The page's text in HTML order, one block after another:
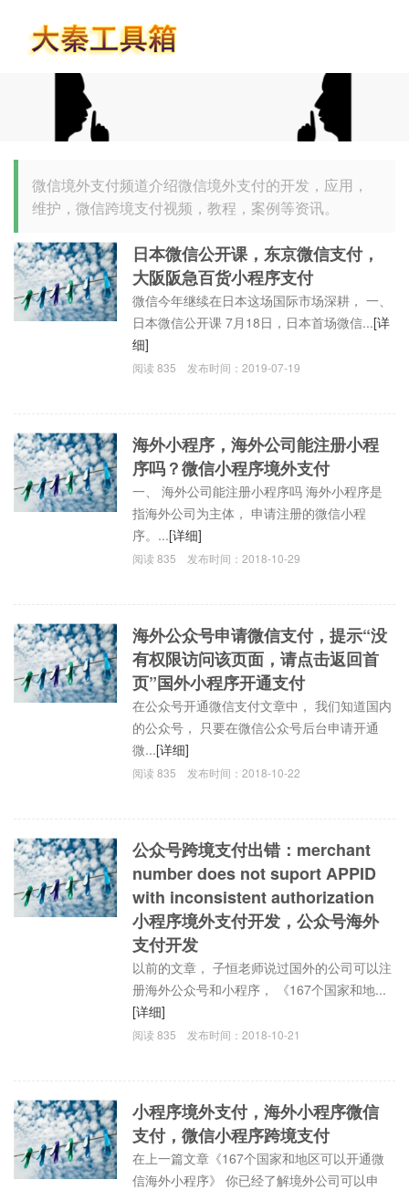
微信境外支付频道介绍微信境外支付的开发，应用，
维护，微信跨境支付视频，教程，案例等资讯。
日本微信公开课，东京微信支付，
大阪阪急百货小程序支付
微信今年继续在日本这场国际市场深耕， 一、
日本微信公开课 7月18日，日本首场微信...[详
细]
阅读835 发布时间：2019-07-19
海外小程序，海外公司能注册小程
序吗？微信小程序境外支付
一、 海外公司能注册小程序吗 海外小程序是
指海外公司为主体， 申请注册的微信小程
序。...[详细]
阅读835 发布时间：2018-10-29
海外公众号申请微信支付，提示“没
有权限访问该页面，请点击返回首
页”国外小程序开通支付
在公众号开通微信支付文章中， 我们知道国内
的公众号， 只要在微信公众号后台申请开通
微...[详细]
阅读835 发布时间：2018-10-22
公众号跨境支付出错：merchant
number does not suport APPID
with inconsistent authorization
小程序境外支付开发，公众号海外
支付开发
以前的文章， 子恒老师说过国外的公司可以注
册海外公众号和小程序， 《167个国家和地...
[详细]
阅读835 发布时间：2018-10-21
小程序境外支付，海外小程序微信
支付，微信小程序跨境支付
在上一篇文章《167个国家和地区可以开通微
信海外小程序》 你已经了解境外公司可以申